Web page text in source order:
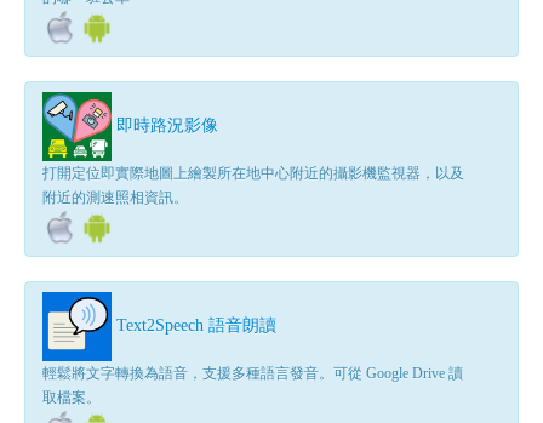
即時路況影像
打開定位即實際地圖上繪製所在地中心附近的攝影機監視器，以及
附近的測速照相資訊。
Text2Speech 語音朗讀
輕鬆將文字轉換為語音，支援多種語言發音。可從 Google Drive 讀
取檔案。